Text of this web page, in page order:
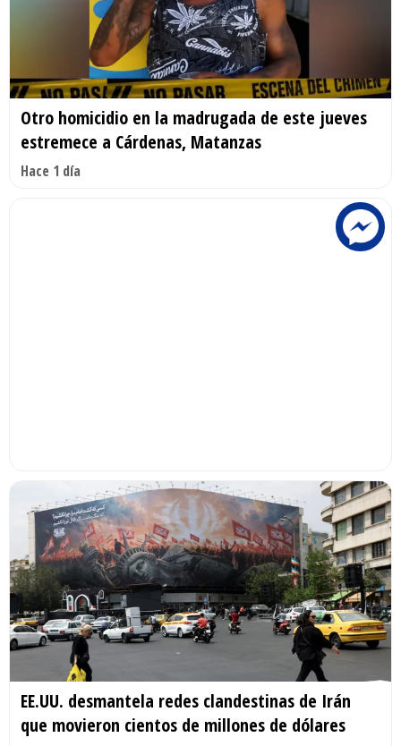
Otro homicidio en la madrugada de este jueves
estremece a Cárdenas, Matanzas
Hace 1 día
EE.UU. desmantela redes clandestinas de Irán
que movieron cientos de millones de dólares